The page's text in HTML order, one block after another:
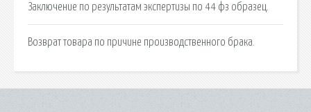
Заключение по результатам экспертизы по 44 фз образец.
Возврат товара по причине производственного брака.